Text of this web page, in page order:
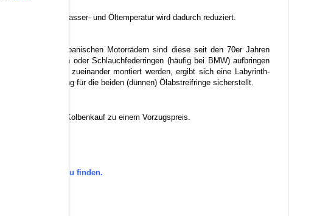
auf, die Wasser- und Öltemperatur wird dadurch reduziert.
Bei japanischen Motorrädern sind diese seit den 70er Jahren
Ölabstreifringen oder Schlauchfederringen (häufig bei BMW) aufbringen
Grad verdreht zueinander montiert werden, ergibt sich eine Labyrinth-
die Vorspannung für die beiden (dünnen) Ölabstreifringe sicherstellt.
mit dem Kolbenkauf zu einem Vorzugspreis.
Kategorie zu finden.